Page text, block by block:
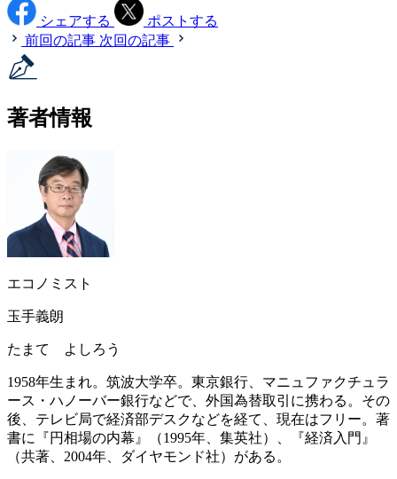
シェアする
ポストする
前回の記事 次回の記事
著者情報
エコノミスト
玉手義朗
たまて よしろう
1958年生まれ。筑波大学卒。東京銀行、マニュファクチュラ
ース・ハノーバー銀行などで、外国為替取引に携わる。その
後、テレビ局で経済部デスクなどを経て、現在はフリー。著
書に『円相場の内幕』（1995年、集英社）、『経済入門』
（共著、2004年、ダイヤモンド社）がある。